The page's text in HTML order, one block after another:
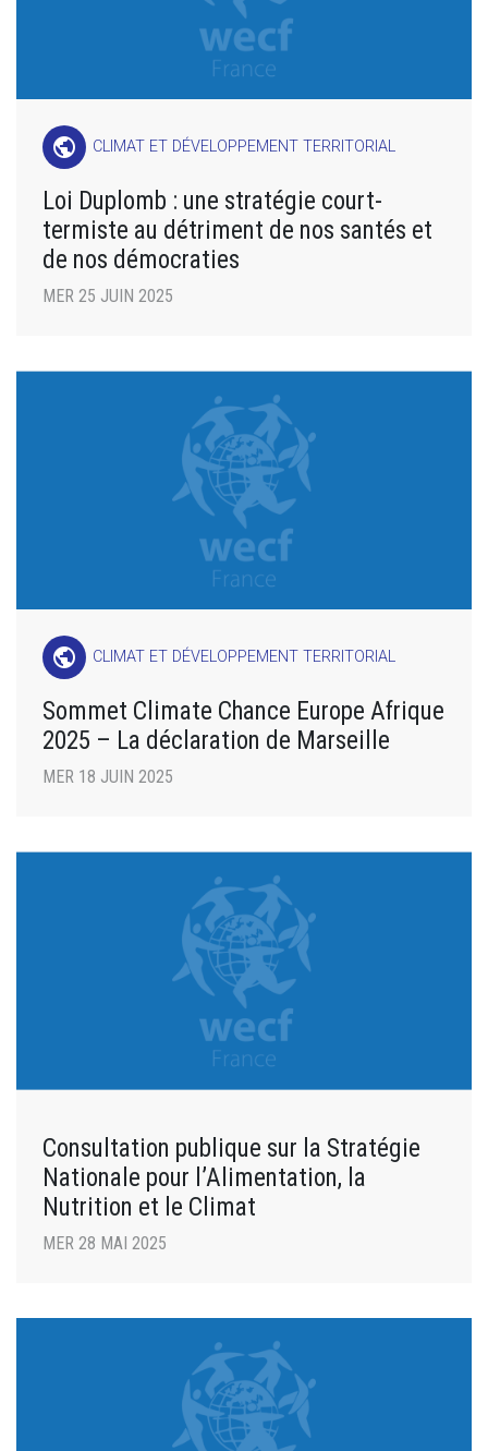
public CLIMAT ET DÉVELOPPEMENT TERRITORIAL
Loi Duplomb : une stratégie court-
termiste au détriment de nos santés et
de nos démocraties
MER 25 JUIN 2025
public CLIMAT ET DÉVELOPPEMENT TERRITORIAL
Sommet Climate Chance Europe Afrique
2025 – La déclaration de Marseille
MER 18 JUIN 2025
Consultation publique sur la Stratégie
Nationale pour l’Alimentation, la
Nutrition et le Climat
MER 28 MAI 2025